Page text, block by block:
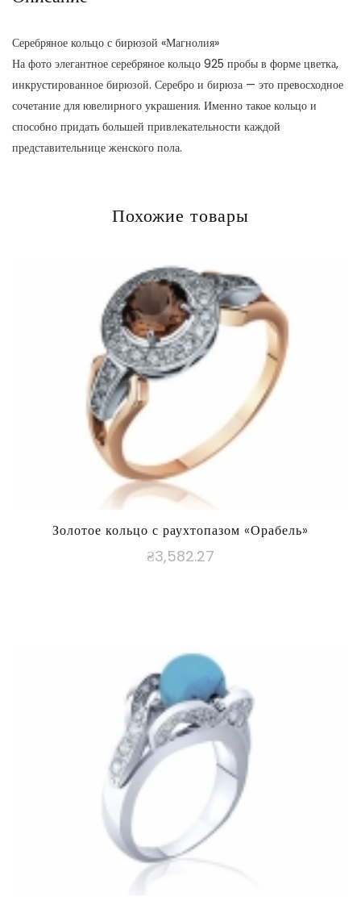
Серебряное кольцо с бирюзой «Магнолия»
На фото элегантное серебряное кольцо 925 пробы в форме цветка,
инкрустированное бирюзой. Серебро и бирюза — это превосходное
сочетание для ювелирного украшения. Именно такое кольцо и
способно придать большей привлекательности каждой
представительнице женского пола.
Похожие товары
Золотое кольцо с раухтопазом «Орабель»
₴3,582.27